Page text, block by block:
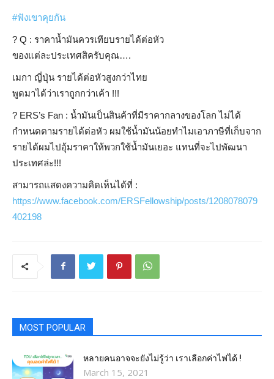
#ฟังเขาคุยกัน
? Q : ราคาน้ำมันควรเทียบรายได้ต่อหัว
ของแต่ละประเทศสิครับคุณ….
เมกา ญี่ปุ่น รายได้ต่อหัวสูงกว่าไทย
พูดมาได้ว่าเราถูกกว่าเค้า !!!
? ERS’s Fan : น้ำมันเป็นสินค้าที่มีราคากลางของโลก ไม่ได้
กำหนดตามรายได้ต่อหัว ผมใช้น้ำมันน้อยทำไมเอาภาษีที่เก็บจาก
รายได้ผมไปอุ้มราคาให้พวกใช้น้ำมันเยอะ แทนที่จะไปพัฒนา
ประเทศล่ะ!!!
สามารถแสดงความคิดเห็นได้ที่ :
https://www.facebook.com/ERSFellowship/posts/1208078079
402198
MOST POPULAR
หลายคนอาจจะยังไม่รู้ว่า เราเลือกค่าไฟได้ !
March 15, 2021